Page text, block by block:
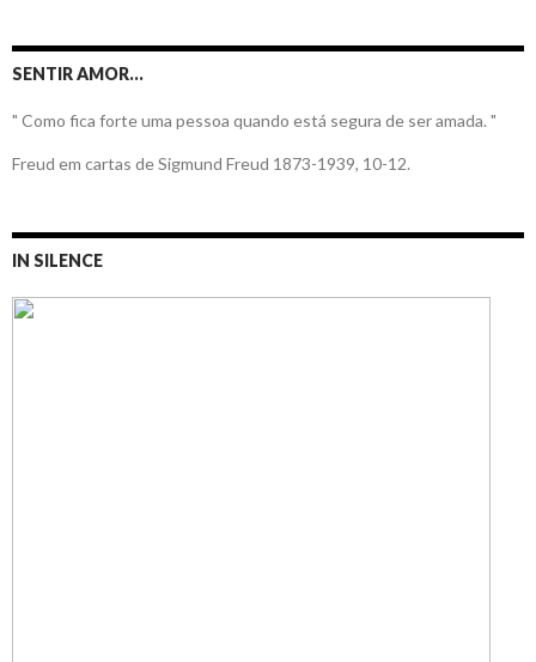
SENTIR AMOR…
" Como fica forte uma pessoa quando está segura de ser amada. "
Freud em cartas de Sigmund Freud 1873-1939, 10-12.
IN SILENCE